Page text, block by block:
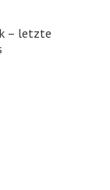
– letzte